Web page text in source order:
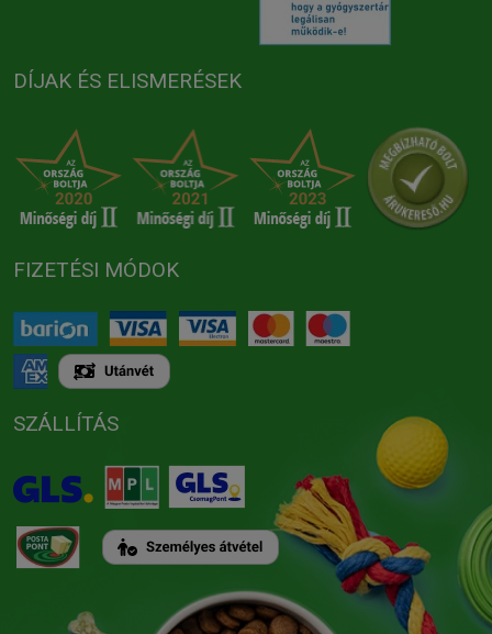
DÍJAK ÉS ELISMERÉSEK
FIZETÉSI MÓDOK
SZÁLLÍTÁS